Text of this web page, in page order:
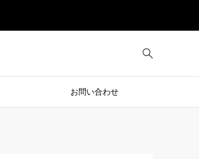

お問い合わせ